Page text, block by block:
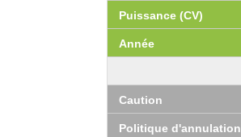
Puissance (CV)
Année
Caution
Politique d'annulation